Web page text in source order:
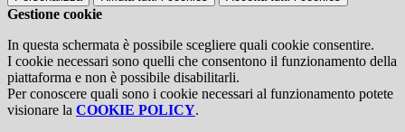
Gestione cookie
In questa schermata è possibile scegliere quali cookie consentire.
I cookie necessari sono quelli che consentono il funzionamento della
piattaforma e non è possibile disabilitarli.
Per conoscere quali sono i cookie necessari al funzionamento potete
visionare la COOKIE POLICY.